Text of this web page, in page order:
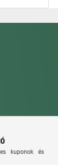
kuponok és